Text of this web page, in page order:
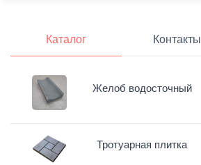
Каталог Контакты
Желоб водосточный
Тротуарная плитка